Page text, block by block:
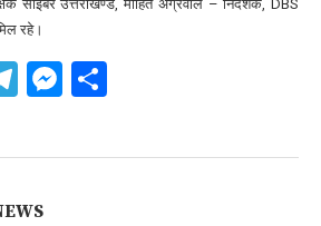
साइबर उत्तराखण्ड, मोहित अग्रवाल – निदेशक, DBS
रहे।
Telegram
Messenger